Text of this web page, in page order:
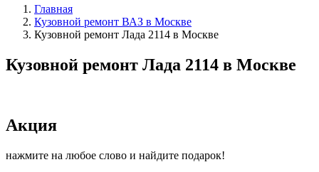
Главная
Кузовной ремонт ВАЗ в Москве
Кузовной ремонт Лада 2114 в Москве
Кузовной ремонт Лада 2114 в Москве
Акция
нажмите на любое слово и найдите подарок!